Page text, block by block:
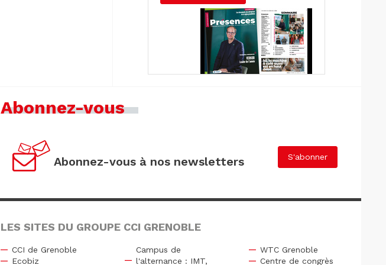
Abonnez-vous
Abonnez-vous à nos newsletters S'abonner
LES SITES DU GROUPE CCI GRENOBLE
CCI de Grenoble
Ecobiz
Campus de
l'alternance : IMT,
WTC Grenoble
Centre de congrès